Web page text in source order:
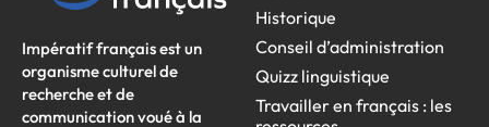
Impératif français est un
organisme culturel de
recherche et de
communication voué à la
Historique
Conseil d’administration
Quizz linguistique
Travailler en français : les